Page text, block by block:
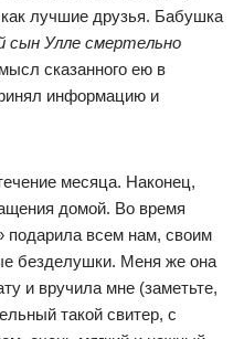
лучшие друзья. Бабушка
сын Улле смертельно
сказанного ею в
информацию и
месяца. Наконец,
домой. Во время
подарила всем нам, своим
безделушки. Меня же она
и вручила мне (заметьте,
такой свитер, с